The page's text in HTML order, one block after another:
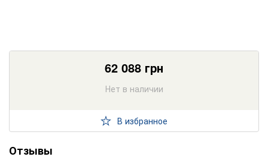
62 088 грн
Нет в наличии
В избранное
Отзывы